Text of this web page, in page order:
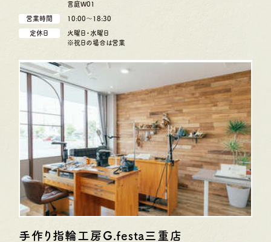
言庭W01
営業時間 10:00〜18:30
定休日
火曜日・水曜日
※祝日の場合は営業
手作り指輪工房G.festa 三重店